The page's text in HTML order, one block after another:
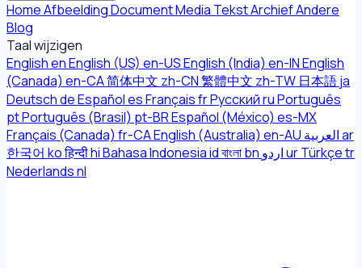
HomeAfbeeldingDocumentMedia TekstArchiefAndere
Blog
Taal wijzigen
EnglishenEnglish (US) en-USEnglish (India) en-INEnglish
(Canada) en-CA简体中文 zh-CN繁體中文 zh-TW 日本語ja
DeutschdeEspañolesFrançaisfrРусскийruPortuguês
ptPortuguês (Brasil) pt-BREspañol (México) es-MX
Français (Canada) fr-CAEnglish (Australia) en-AU العربيةar
한국어 koहिन्दीhiBahasa Indonesiaidবাংলাbn اردوurTürkçetr
Nederlandsnl